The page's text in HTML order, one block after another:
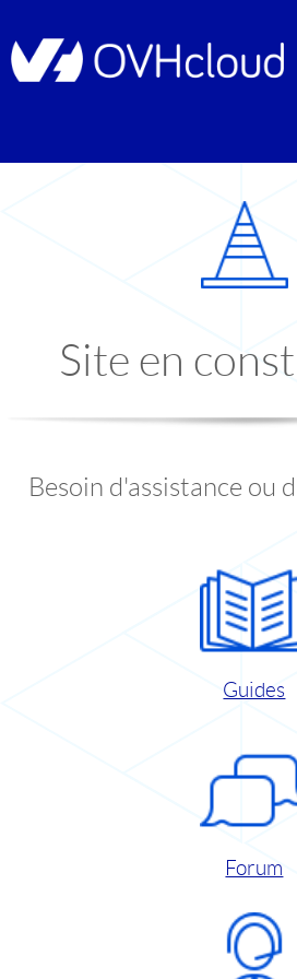
Site en
Besoin d'assistance ou
Guides
Forum